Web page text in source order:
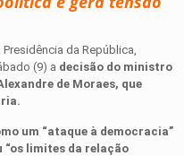
da República,
(9) a decisão do ministro
de Moraes, que
um “ataque à democracia”
“os limites da relação